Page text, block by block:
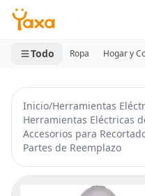
MINI CARRITO
0 productos
Todo Ropa Hogar y
Inicio/Herramientas
Herramientas Eléctricas
Accesorios para
Partes de Reemplazo